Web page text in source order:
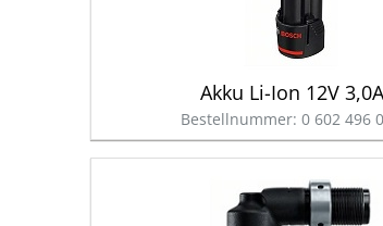
Akku Li-Ion 12V
Bestellnummer: 0 602 496